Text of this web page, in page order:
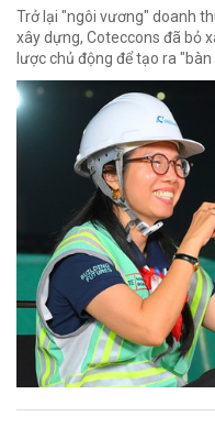
Trở lại "ngôi vương" doanh
xây dựng, Coteccons đã bỏ
lược chủ động để tạo ra